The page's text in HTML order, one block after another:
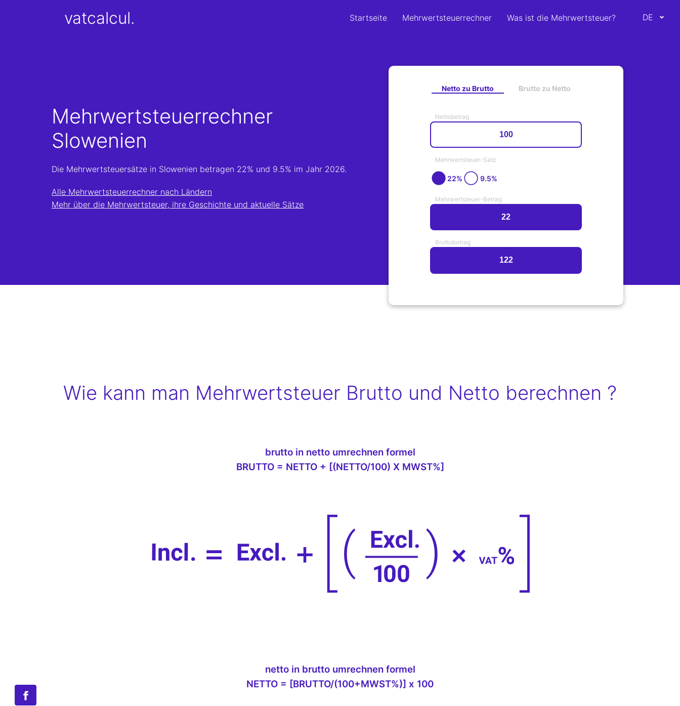
vatcalcul. Startseite Mehrwertsteuerrechner Was ist die Mehrwertsteuer?
Mehrwertsteuerrechner
Slowenien
Die Mehrwertsteuersätze in Slowenien betragen 22% und 9.5% im Jahr 2026.
Alle Mehrwertsteuerrechner nach Ländern
Mehr über die Mehrwertsteuer, ihre Geschichte und aktuelle Sätze
Netto zu Brutto Brutto zu Netto
Nettobetrag
Mehrwertsteuer-Satz
22% 9.5%
Mehrwertsteuer-Betrag
Bruttobetrag
Wie kann man Mehrwertsteuer Brutto und Netto berechnen ?
brutto in netto umrechnen formel
BRUTTO = NETTO + [(NETTO/100) X MWST%]
netto in brutto umrechnen formel
NETTO = [BRUTTO/(100+MWST%)] x 100
DE